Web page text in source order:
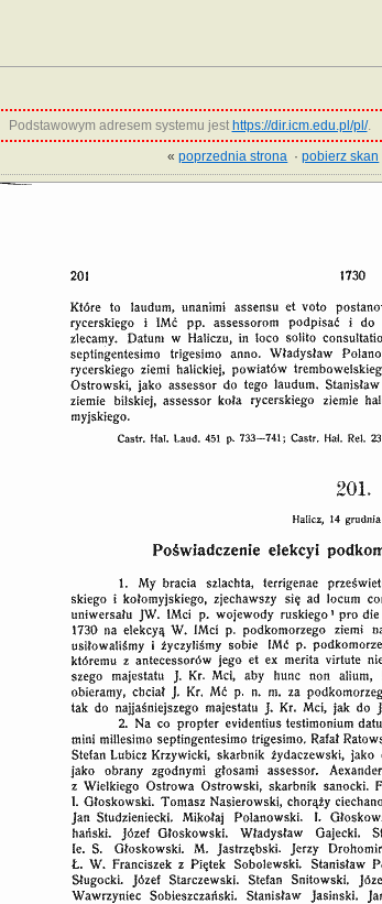
Podstawowym adresem systemu jest https://dir.icm.edu.pl/pl/.
«poprzednia strona ·pobierz skan